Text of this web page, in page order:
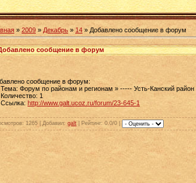
» 2009 » Декабрь » 14 » Добавлено сообщение в форум
сообщение в форум
сообщение в форум:
Форум по районам и регионам » ----- Усть-Канский район
1
http://www.galt.ucoz.ru/forum/23-645-1
: 1265 | Добавил: galt Рейтинг: 0.0/0 |